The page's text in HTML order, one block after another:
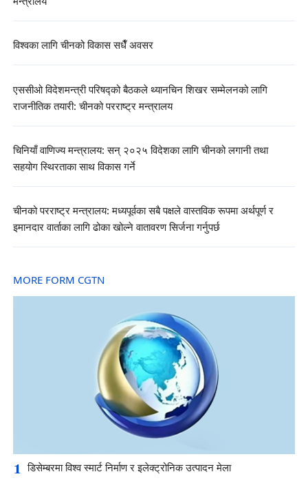
विश्वका लागि चीनको विकास सधैँ अवसर
एससीओ विदेशमन्त्री परिषद्को बैठकले थ्यानचिन शिखर सम्मेलनको लागि
राजनीतिक तयारी: चीनको परराष्ट्र मन्त्रालय
चिनियाँ वाणिज्य मन्त्रालय: सन् २०२५ विदेशका लागि चीनको लगानी तथा
सहयोग स्थिरताका साथ विकास गर्ने
चीनको परराष्ट्र मन्त्रालय: मध्यपूर्वका सबै पक्षले वास्तविक रूपमा अर्थपूर्ण र
इमानदार वार्ताका लागि ढोका खोल्ने वातावरण सिर्जना गर्नुपर्छ
MORE FORM CGTN
1 डिसेम्बरमा विश्व स्मार्ट निर्माण र इलेक्ट्रोनिक उत्पादन मेला